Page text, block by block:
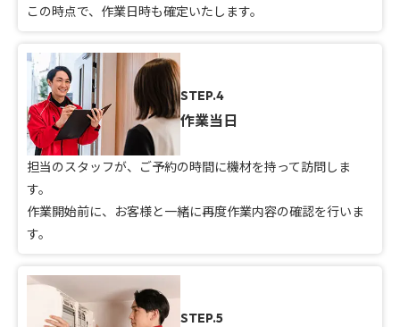
この時点で、作業日時も確定いたします。
STEP.4
作業当日
担当のスタッフが、ご予約の時間に機材を持って訪問しま
す。
作業開始前に、お客様と一緒に再度作業内容の確認を行いま
す。
STEP.5